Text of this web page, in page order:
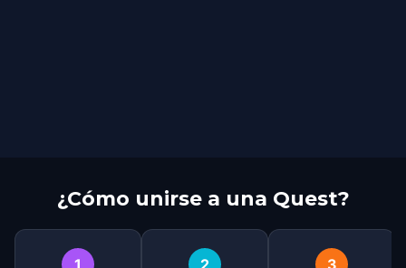
¿Cómo unirse a una Quest?
1 2 3